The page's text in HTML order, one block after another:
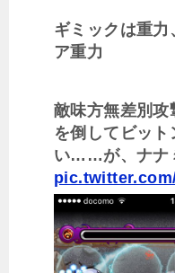
ギミックは重
ア重力
敵味方無差別攻
を倒してビッ
い……が、ナナ